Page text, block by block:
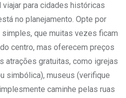
para cidades históricas
no planejamento. Opte por
que muitas vezes ficam
centro, mas oferecem preços
atrações gratuitas, como igrejas
simbólica), museus (verifique
caminhe pelas ruas